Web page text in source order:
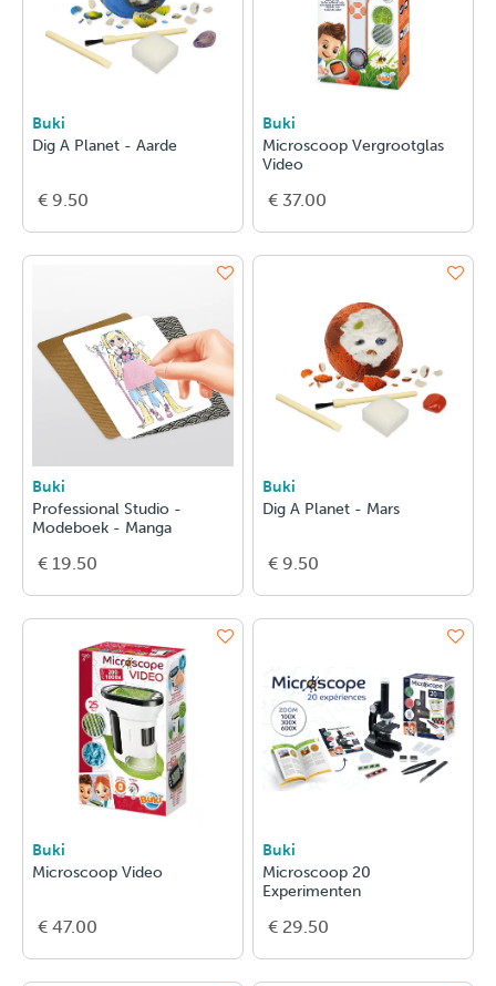
Buki
Dig A Planet - Aarde
€ 9.50
Buki
Microscoop Vergrootglas
Video
€ 37.00
Buki
Professional Studio -
Modeboek - Manga
€ 19.50
Buki
Dig A Planet - Mars
€ 9.50
Buki
Microscoop Video
€ 47.00
Buki
Microscoop 20
Experimenten
€ 29.50